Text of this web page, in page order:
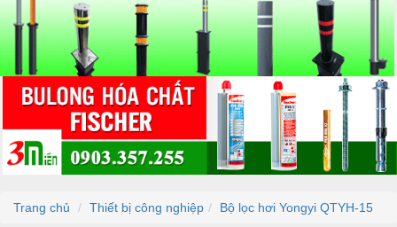
Trang chủ Thiết bị công nghiệp Bộ lọc hơi Yongyi QTYH-15